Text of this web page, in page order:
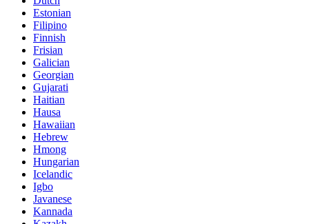
Estonian
Filipino
Finnish
Frisian
Galician
Georgian
Gujarati
Haitian
Hausa
Hawaiian
Hebrew
Hmong
Hungarian
Icelandic
Igbo
Javanese
Kannada